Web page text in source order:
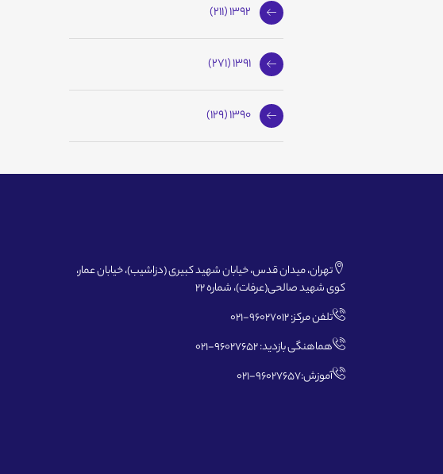
1392 (211)
1391 (271)
1390 (129)
تهران، میدان قدس، خیابان شهید کبیری (دزاشیب)، خیابان عمار،
کوی شهید صالحی(عرفات)، شماره 22
تلفن مرکز: 96027012-021
هماهنگی بازدید: 96027652-021
آموزش:96027657-021